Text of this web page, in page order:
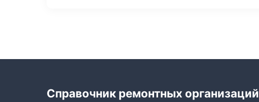
Справочник ремонтных организаций